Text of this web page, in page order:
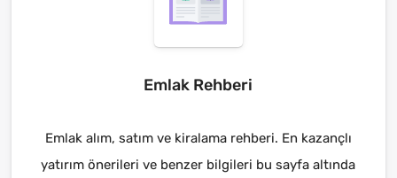
Emlak Rehberi
Emlak alım, satım ve kiralama rehberi. En kazançlı
yatırım önerileri ve benzer bilgileri bu sayfa altında